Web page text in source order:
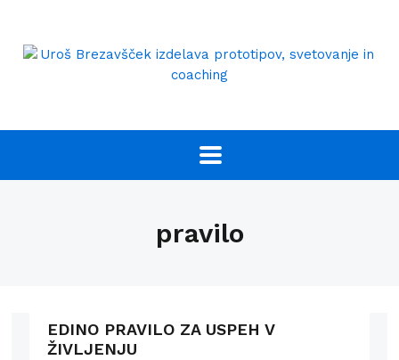
pravilo
EDINO PRAVILO ZA USPEH V
ŽIVLJENJU